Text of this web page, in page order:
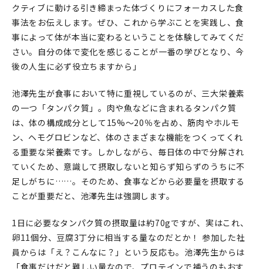
クティブに動ける引き締まった体づくりにフォーカスした食
事法をお伝えします。ぜひ、これから学ぶことを実践し、食
事によって体が本当に変わるということを体験してみてくだ
さい。自分の体で変化を感じることが一番の学びとなり、今
後の人生に必ず役立ちますから」
池澤先生が食事において特に重視しているのが、三大栄養素
の一つ「タンパク質」。肉や魚などに含まれるタンパク質
は、体の構成成分として15%〜20％を占め、筋肉やホルモ
ン、ヘモグロビンなど、体のさまざまな機能をつくってくれ
る重要な栄養素です。しかしながら、毎日体の中で分解され
ていくため、意識して摂取しないと知らず知らずのうちに不
足しがちに……。そのため、食事などから必要量を摂取する
ことが重要だと、池澤先生は強調します。
1日に必要なタンパク質の摂取量は約70gですが、実はこれ、
卵11個分、豆腐3丁分に相当する量なのだとか！ 参加した社
員からは「え？こんなに？」という反応も。池澤先生からは
「食事だけだと難しい量なので、プロテインで補うのもおす